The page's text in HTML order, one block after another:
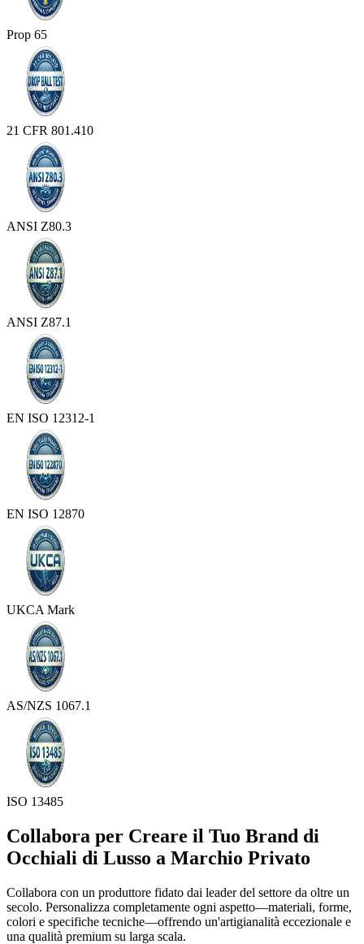
Prop 65
21 CFR 801.410
ANSI Z80.3
ANSI Z87.1
EN ISO 12312-1
EN ISO 12870
UKCA Mark
AS/NZS 1067.1
ISO 13485
Collabora per Creare il Tuo Brand di
Occhiali di Lusso a Marchio Privato
Collabora con un produttore fidato dai leader del settore da oltre un
secolo. Personalizza completamente ogni aspetto—materiali, forme,
colori e specifiche tecniche—offrendo un'artigianalità eccezionale e
una qualità premium su larga scala.